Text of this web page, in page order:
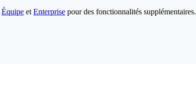
Équipe et Enterprise pour des fonctionnalités supplémentaires.